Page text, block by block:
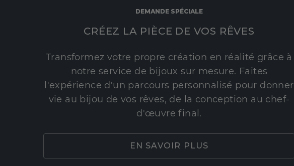
DEMANDE SPÉCIALE
CRÉEZ LA PIÈCE DE VOS RÊVES
Transformez votre propre création en réalité grâce à
notre service de bijoux sur mesure. Faites
l'expérience d'un parcours personnalisé pour donner
vie au bijou de vos rêves, de la conception au chef-
d'œuvre final.
EN SAVOIR PLUS